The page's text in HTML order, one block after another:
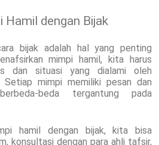
dengan Bijak
bijak adalah hal yang penting
mimpi hamil, kita harus
dan situasi yang dialami oleh
Setiap mimpi memiliki pesan dan
beda tergantung pada
hamil dengan bijak, kita bisa
konsultasi dengan para ahli tafsir,